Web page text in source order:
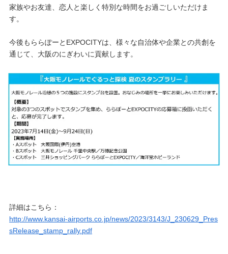
家族やお友達、恋人と楽しく特別な時間をお過ごしいただけま
す。
今後もららぽーとEXPOCITYは、様々な自治体や企業との共創を
通じて、大阪のにぎわいに貢献します。
詳細はこちら：
http://www.kansai-airports.co.jp/news/2023/3143/J_230629_Pres
sRelease_stamp_rally.pdf